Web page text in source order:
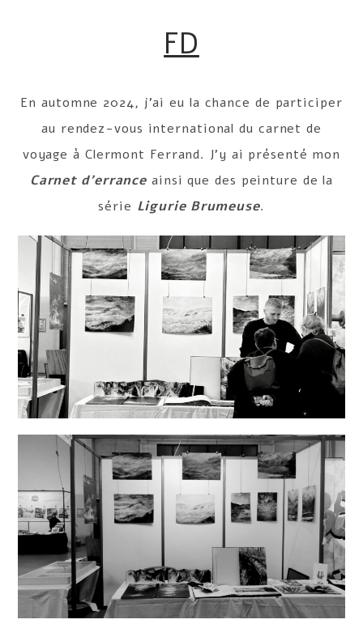
FD
En automne 2024, j’ai eu la chance de participer
au rendez-vous international du carnet de
voyage à Clermont Ferrand. J’y ai présenté mon
Carnet d’errance ainsi que des peinture de la
série Ligurie Brumeuse.